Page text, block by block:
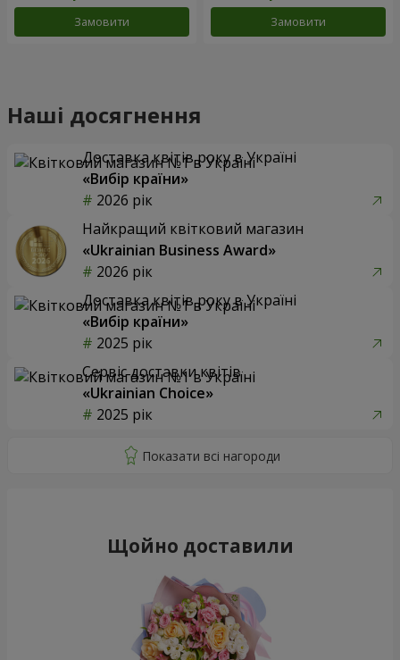
Замовити Замовити
Наші досягнення
Доставка квітів року в Україні
«Вибір країни»
2026 рік
Найкращий квітковий магазин
«Ukrainian Business Award»
2026 рік
Доставка квітів року в Україні
«Вибір країни»
2025 рік
Сервіс доставки квітів
«Ukrainian Choice»
2025 рік
Щойно доставили